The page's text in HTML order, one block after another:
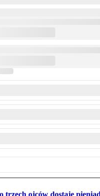
trzech ojców dostaje